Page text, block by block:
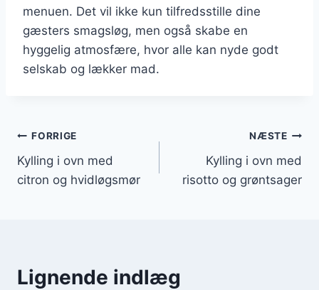
menuen. Det vil ikke kun tilfredsstille dine
gæsters smagsløg, men også skabe en
hyggelig atmosfære, hvor alle kan nyde godt
selskab og lækker mad.
Indlægsnavigation
FORRIGE
Kylling i ovn med
citron og hvidløgsmør
NÆSTE
Kylling i ovn med
risotto og grøntsager
Lignende indlæg